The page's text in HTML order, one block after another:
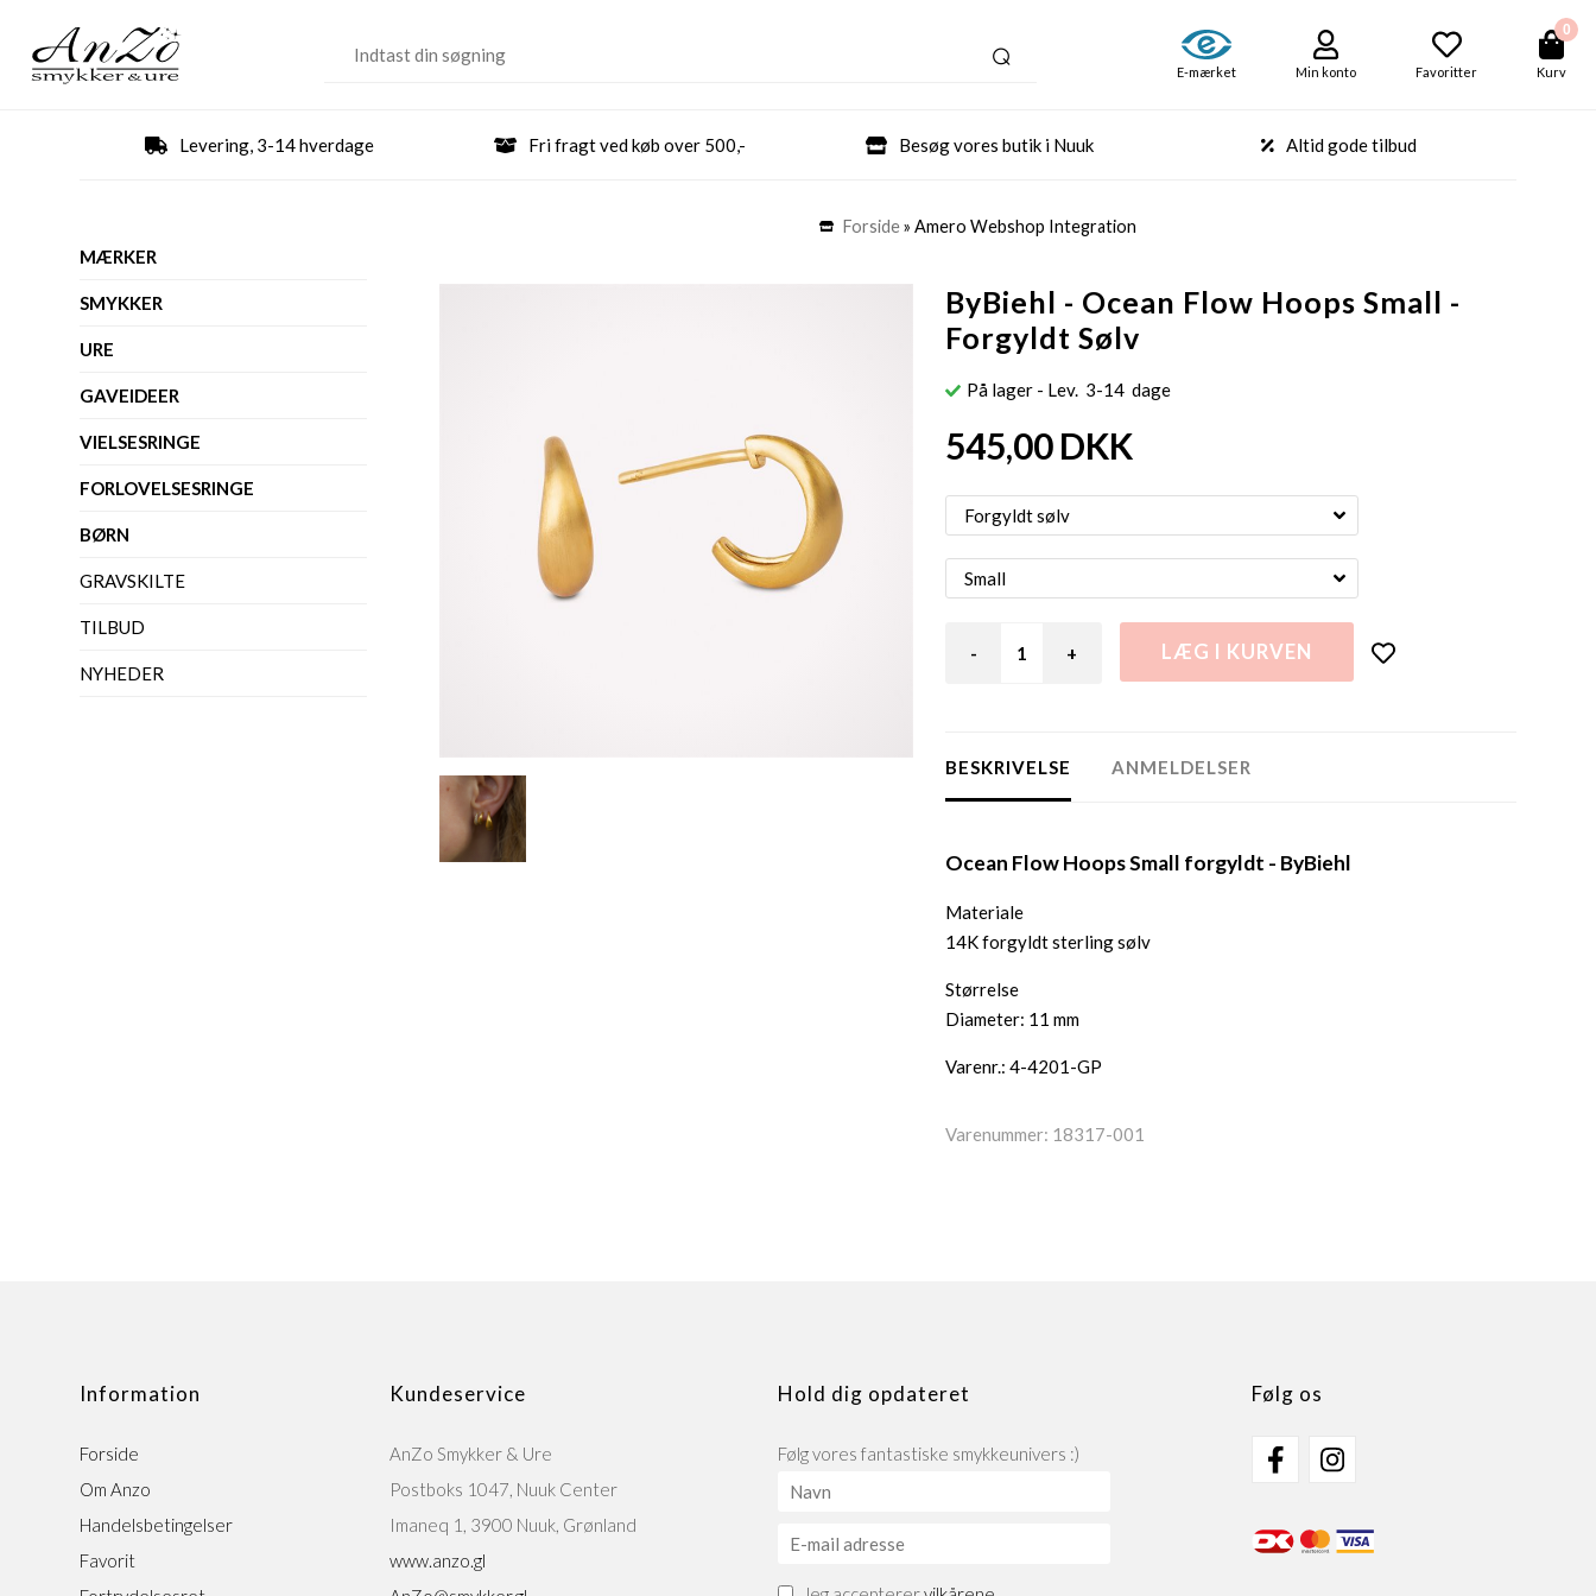
E-mærket Min konto Favoritter
0
Kurv
Levering, 3-14 hverdage Fri fragt ved køb over 500,- Besøg vores butik i Nuuk Altid gode tilbud
MÆRKER
SMYKKER
URE
GAVEIDEER
VIELSESRINGE
FORLOVELSESRINGE
BØRN
GRAVSKILTE
TILBUD
NYHEDER
Forside» Amero Webshop Integration
ByBiehl - Ocean Flow Hoops Small -
Forgyldt Sølv
På lager - Lev. 3-14 dage
545,00DKK
- +
BESKRIVELSE ANMELDELSER
Ocean Flow Hoops Small forgyldt - ByBiehl
Materiale
14K forgyldt sterling sølv
Størrelse
Diameter: 11 mm
Varenr.: 4-4201-GP
Varenummer: 18317-001
Information
Forside
Om Anzo
Handelsbetingelser
Favorit
Kundeservice
AnZo Smykker & Ure
Postboks 1047, Nuuk Center
Imaneq 1, 3900 Nuuk, Grønland
www.anzo.gl
Hold dig opdateret
Følg vores fantastiske smykkeunivers :)
Følg os